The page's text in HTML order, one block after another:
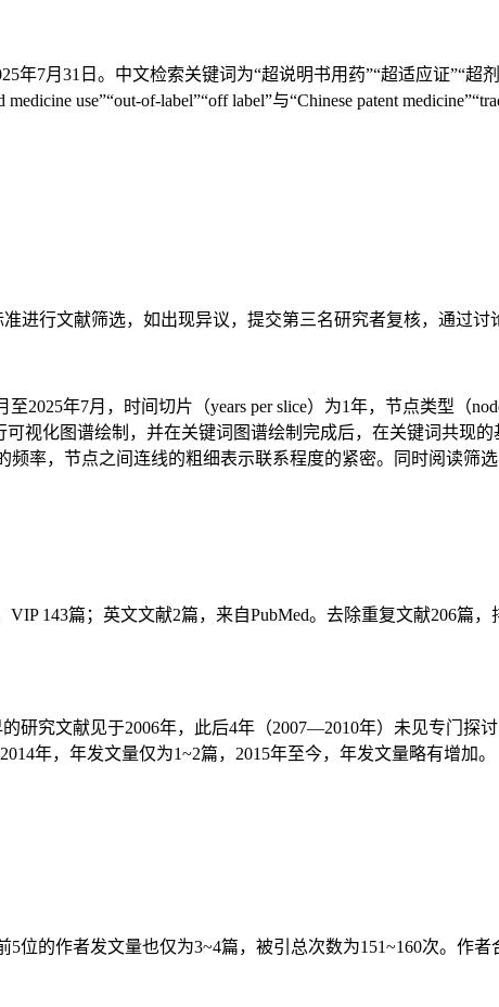
7月31日。中文检索关键词为“超说明书用药”“超适应证”“超
use”“out-of-label”“off label”与“Chinese patent
进行文献筛选，如出现异议，提交第三名研究者复核，通过讨
2025年7月，时间切片（years per slice）为1年，节点类型（
视化图谱绘制，并在关键词图谱绘制完成后，在关键词共现
率，节点之间连线的粗细表示联系程度的紧密。同时阅读筛
143篇；英文文献2篇，来自PubMed。去除重复文献206篇
究文献见于2006年，此后4年（2007—2010年）未见专门探
年，年发文量仅为1~2篇，2015年至今，年发文量略有增加。
的作者发文量也仅为3~4篇，被引总次数为151~160次。作